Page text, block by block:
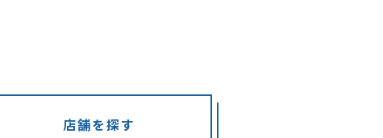
店舗を探す